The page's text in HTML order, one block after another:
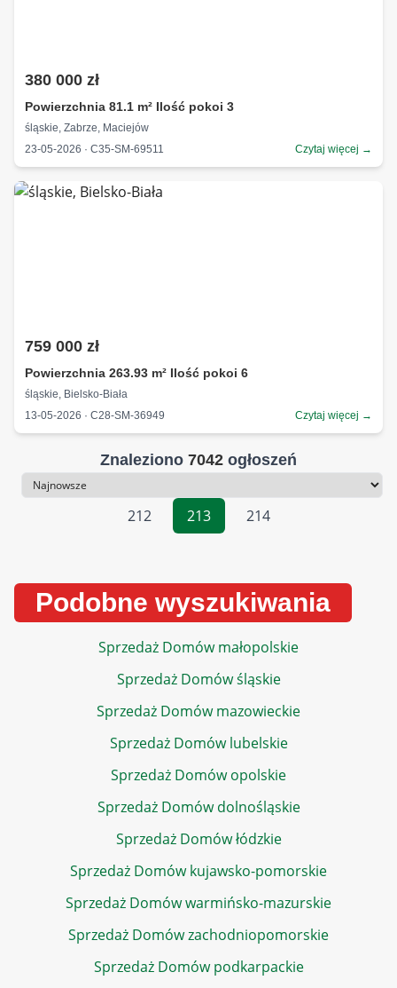
380 000 zł
Powierzchnia 81.1 m² Ilość pokoi 3
śląskie, Zabrze, Maciejów
23-05-2026 · C35-SM-69511
Czytaj więcej →
759 000 zł
Powierzchnia 263.93 m² Ilość pokoi 6
śląskie, Bielsko-Biała
13-05-2026 · C28-SM-36949
Czytaj więcej →
Znaleziono 7042 ogłoszeń
Sortowanie
212
213 214
Podobne wyszukiwania
Sprzedaż Domów małopolskie
Sprzedaż Domów śląskie
Sprzedaż Domów mazowieckie
Sprzedaż Domów lubelskie
Sprzedaż Domów opolskie
Sprzedaż Domów dolnośląskie
Sprzedaż Domów łódzkie
Sprzedaż Domów kujawsko-pomorskie
Sprzedaż Domów warmińsko-mazurskie
Sprzedaż Domów zachodniopomorskie
Sprzedaż Domów podkarpackie